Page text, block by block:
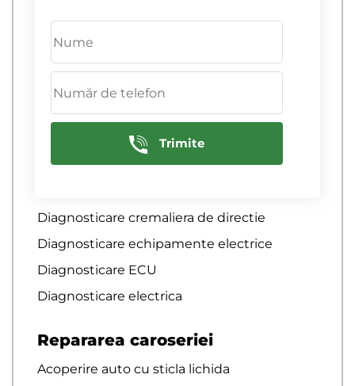
Diagnosticare computerizata a sistemelor
de aprindere
Diagnosticare computerizata auto
diagnosticare computerizata auto
Diagnosticare cremaliera de directie
Diagnosticare echipamente electrice
Diagnosticare ECU
Diagnosticare electrica
Repararea caroseriei
Acoperire auto cu sticla lichida
Trimite